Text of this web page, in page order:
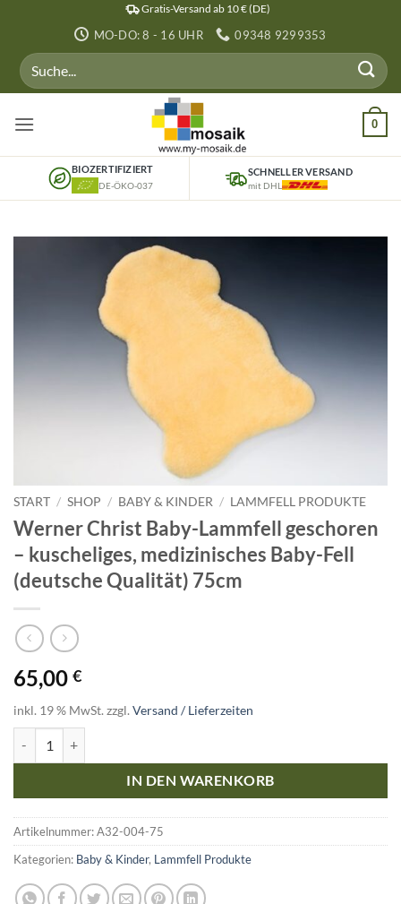
springen
Gratis-Versand ab 10 € (DE)
MO-DO: 8 - 16 UHR 09348 9299353
Suchen
nach:
0
BIOZERTIFIZIERT
DE-ÖKO-037
SCHNELLER VERSAND
mit DHL
START / SHOP / BABY & KINDER / LAMMFELL PRODUKTE
Werner Christ Baby-Lammfell geschoren
– kuscheliges, medizinisches Baby-Fell
(deutsche Qualität) 75cm
65,00 €
inkl. 19 % MwSt. zzgl. Versand / Lieferzeiten
IN DEN WARENKORB
Artikelnummer:A32-004-75
Kategorien: Baby & Kinder, Lammfell Produkte